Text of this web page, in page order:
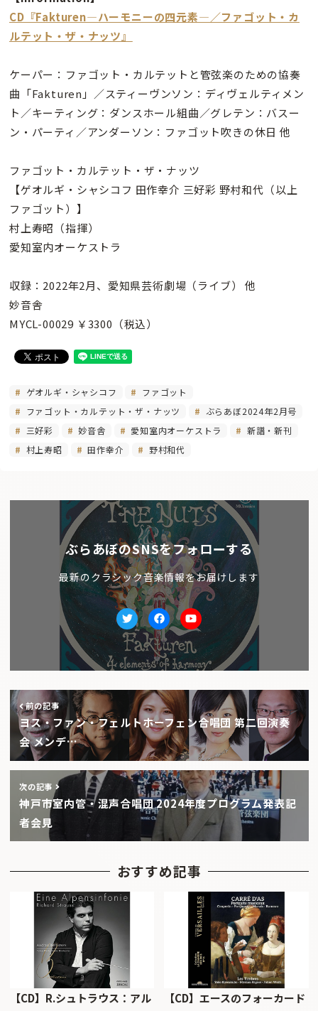
CD『Fakturen―ハーモニーの四元素―／ファゴット・カ
ルテット・ザ・ナッツ』
ケーパー：ファゴット・カルテットと管弦楽のための協奏
曲「Fakturen」／スティーヴンソン：ディヴェルティメン
ト／キーティング：ダンスホール組曲／グレテン：バスー
ン・パーティ／アンダーソン：ファゴット吹きの休日 他
ファゴット・カルテット・ザ・ナッツ
【ゲオルギ・シャシコフ 田作幸介 三好彩 野村和代（以上
ファゴット）】
村上寿昭（指揮）
愛知室内オーケストラ
収録：2022年2月、愛知県芸術劇場（ライブ） 他
妙音舎
MYCL-00029 ￥3300（税込）
ゲオルギ・シャシコフ
ファゴット
ファゴット・カルテット・ザ・ナッツ
ぶらあぼ2024年2月号
三好彩
妙音舎 愛知室内オーケストラ
新譜・新刊
村上寿昭
田作幸介 野村和代
ぶらあぼのSNSをフォローする
最新のクラシック音楽情報をお届けします
TwitterfacebookYoutube
前の記事
ヨス・ファン・フェルトホーフェン合唱団 第二回演奏
会 メンデ…
次の記事
神戸市室内管・混声合唱団 2024年度プログラム発表記
者会見
おすすめ記事
【CD】R.シュトラウス：アル
【CD】エースのフォーカード